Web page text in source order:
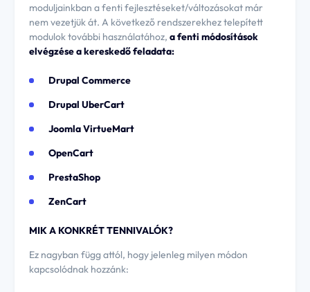
moduljainkban a fenti fejlesztéseket/változásokat már
nem vezetjük át. A következő rendszerekhez telepített
modulok további használatához, a fenti módosítások
elvégzése a kereskedő feladata:
Drupal Commerce
Drupal UberCart
Joomla VirtueMart
OpenCart
PrestaShop
ZenCart
MIK A KONKRÉT TENNIVALÓK?
Ez nagyban függ attól, hogy jelenleg milyen módon
kapcsolódnak hozzánk: